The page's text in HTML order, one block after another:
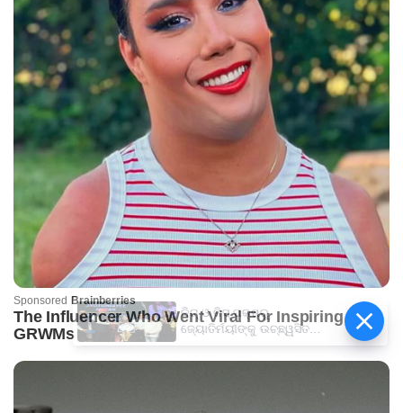
କିଟ୍‍ ଓ କିସ୍‍ ପକ୍ଷରୁ
ଜ୍ୟୋତିର୍ମୟୀଙ୍କୁ ଉଚ୍ଛ୍ୱସିତ
ପ୍ରୋତ୍ସାହନ ରାଶି ପ୍ରଦାନ